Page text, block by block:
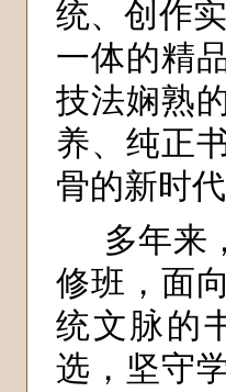
统、创作
一体的精
技法娴熟
养、纯正
骨的新时
多年来
修班，面
统文脉的
选，坚守